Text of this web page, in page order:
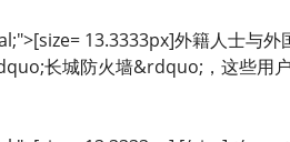
13.3333px]外籍人士与
长城防火墙&rdquo;，这些用